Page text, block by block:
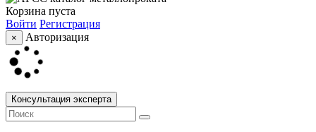
Корзина пуста
Войти Регистрация
× Авторизация
Консультация эксперта